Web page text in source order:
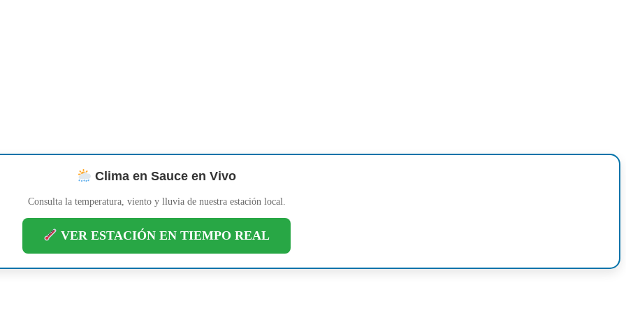
Clima en Sauce en Vivo
Consulta la temperatura, viento y lluvia de nuestra estación local.
VER ESTACIÓN EN TIEMPO REAL